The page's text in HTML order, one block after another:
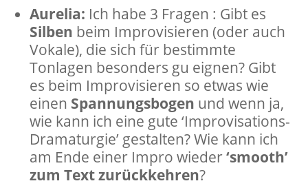
Aurelia: Ich habe 3 Fragen : Gibt es
Silben beim Improvisieren (oder auch
Vokale), die sich für bestimmte
Tonlagen besonders gu eignen? Gibt
es beim Improvisieren so etwas wie
einen Spannungsbogen und wenn ja,
wie kann ich eine gute ‘Improvisations-
Dramaturgie’ gestalten? Wie kann ich
am Ende einer Impro wieder‘smooth’
zum Text zurückkehren?